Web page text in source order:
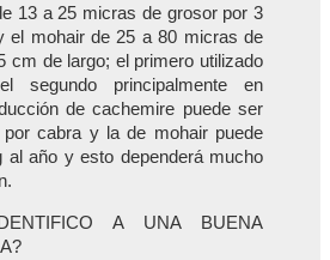
13 a 25 micras de grosor por 3
el mohair de 25 a 80 micras de
cm de largo; el primero utilizado
segundo principalmente en
de cachemire puede ser
cabra y la de mohair puede
al año y esto dependerá mucho
A UNA BUENA